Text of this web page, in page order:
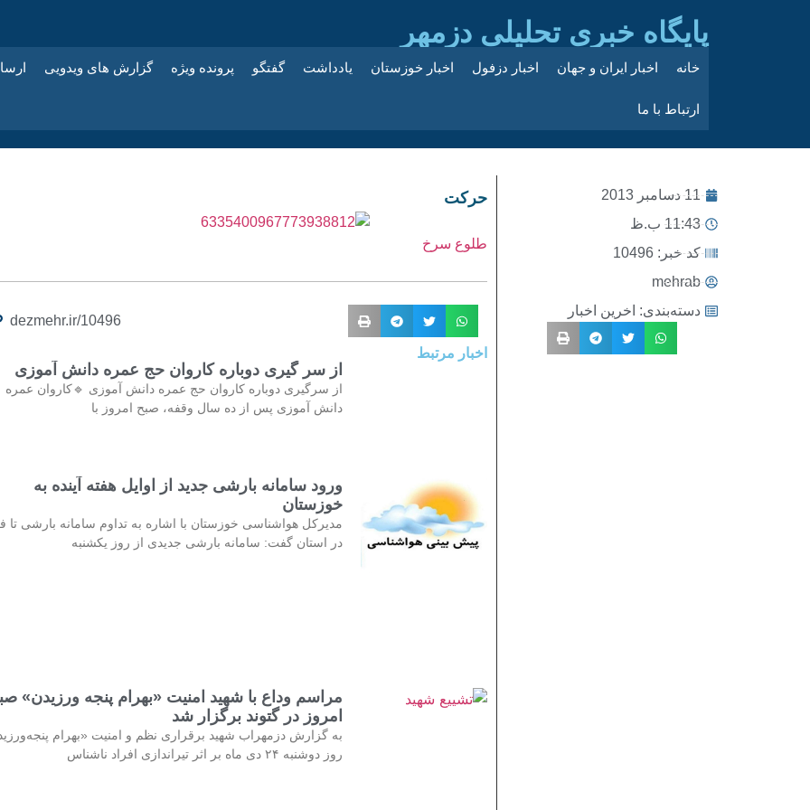
پایگاه خبری تحلیلی دزمهر
خانه اخبار ایران و جهان اخبار دزفول اخبار خوزستان یادداشت گفتگو پرونده ویژه گزارش های ویدویی
ارتباط با ما
11 دسامبر 2013
11:43 ب.ظ
کد خبر: 10496
mehrab
دسته‌بندی: اخرین اخبار
حرکت
طلوع سرخ
dezmehr.ir/10496
اخبار مرتبط
از سر گیری دوباره کاروان حج عمره دانش آموزی
از سرگیری دوباره کاروان حج عمره دانش آموزی 🔹کاروان عمره
دانش آموزی پس از ده سال وقفه، صبح امروز با
ورود سامانه بارشی جدید از اوایل هفته آینده به
خوزستان
مدیرکل هواشناسی خوزستان با اشاره به تداوم سامانه بارشی تا
در استان گفت: سامانه بارشی جدیدی از روز یکشنبه
مراسم وداع با شهید امنیت «بهرام پنجه ورزیدن»
امروز در گتوند برگزار شد
به گزارش دزمهراب شهید برقراری نظم و امنیت «بهرام
روز دوشنبه ۲۴ دی ماه بر اثر تیراندازی افراد ناشناس